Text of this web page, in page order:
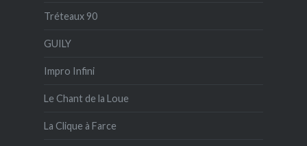
Tréteaux 90
GUILY
Impro Infini
Le Chant de la Loue
La Clique à Farce